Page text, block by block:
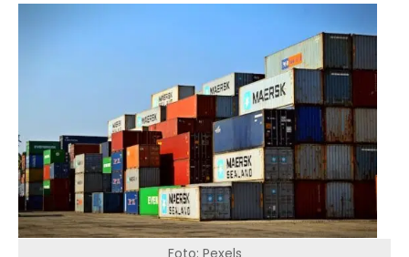
Foto: Pexels